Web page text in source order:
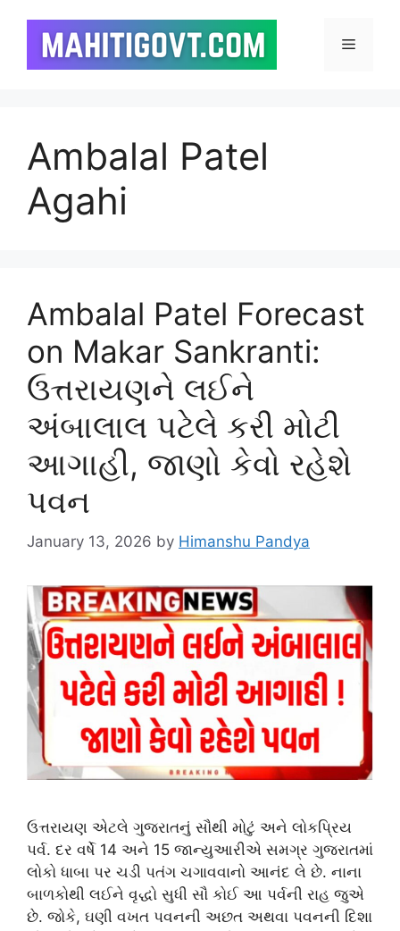
content
Menu
Ambalal Patel
Agahi
Ambalal Patel Forecast
on Makar Sankranti:
ઉત્તરાયણને લઈને
અંબાલાલ પટેલે કરી મોટી
આગાહી, જાણો કેવો રહેશે
પવન
January 13, 2026 by Himanshu Pandya
ઉત્તરાયણ એટલે ગુજરાતનું સૌથી મોટું અને લોકપ્રિય
પર્વ. દર વર્ષે 14 અને 15 જાન્યુઆરીએ સમગ્ર ગુજરાતમાં
લોકો ધાબા પર ચડી પતંગ ચગાવવાનો આનંદ લે છે. નાના
બાળકોથી લઈને વૃદ્ધો સુધી સૌ કોઈ આ પર્વની રાહ જુએ
છે. જોકે, ઘણી વખત પવનની અછત અથવા પવનની દિશા